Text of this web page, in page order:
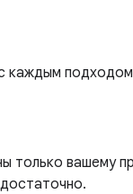
каждым
только вашему